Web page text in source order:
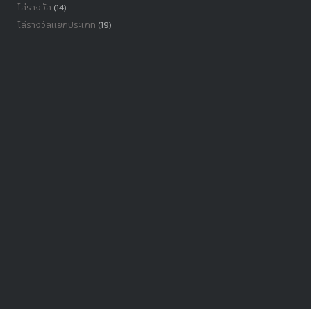
โล่รางวัล (14)
โล่รางวัลเเยกประเภท (19)